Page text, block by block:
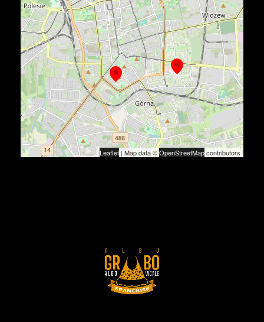
Leaflet| Map data ©OpenStreetMapcontributors